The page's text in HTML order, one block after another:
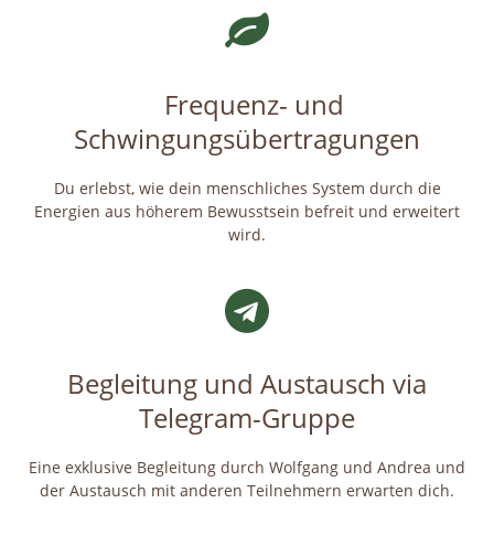
Frequenz- und
Schwingungsübertragungen
Du erlebst, wie dein menschliches System durch die
Energien aus höherem Bewusstsein befreit und erweitert
wird.
Begleitung und Austausch via
Telegram-Gruppe
Eine exklusive Begleitung durch Wolfgang und Andrea und
der Austausch mit anderen Teilnehmern erwarten dich.